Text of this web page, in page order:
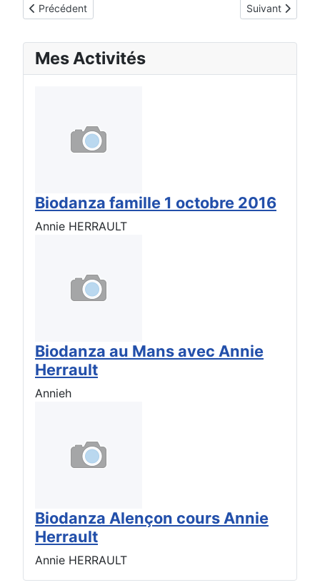
Article précédent : Claire Letertre
Précédent Article suivant
Suivant
Mes Activités
Biodanza famille 1 octobre 2016
Annie HERRAULT
Biodanza au Mans avec Annie
Herrault
Annieh
Biodanza Alençon cours Annie
Herrault
Annie HERRAULT